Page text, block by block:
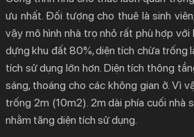
ưu nhất. Đối tượng cho thuê là sinh
vậy mô hình nhà trọ nhỏ rất phù hợp
dựng khu đất 80%, diện tích chừa trống
tích sử dụng lớn hơn. Diện tích thông
sáng, thoáng cho các không gian ở. Vì
trống 2m (10m2). 2m dài phía cuối nhà
nhằm tăng diện tích sử dụng.